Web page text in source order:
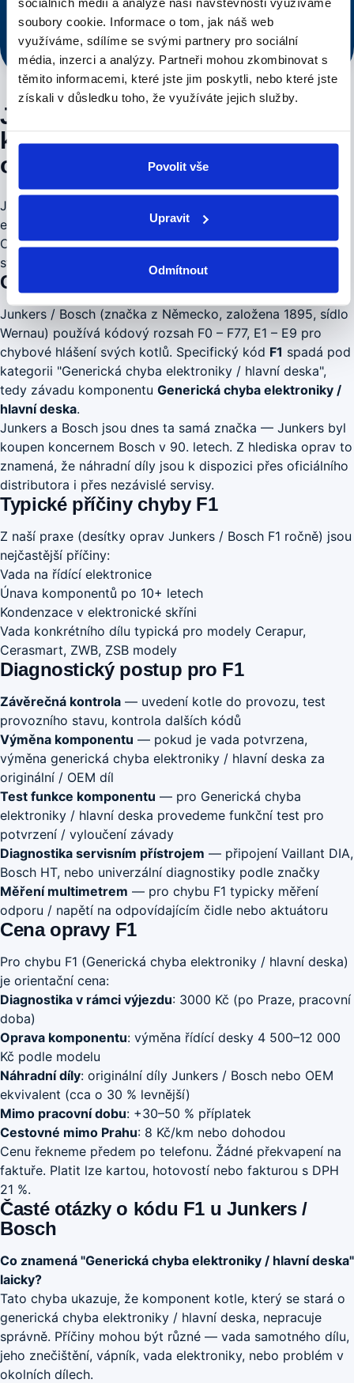
soubory cookie. Informace o tom, jak náš web
využíváme, sdílíme se svými partnery pro sociální
média, inzerci a analýzy. Partneři mohou zkombinovat s
těmito informacemi, které jste jim poskytli, nebo které jste
získali v důsledku toho, že využíváte jejich služby.
Povolit vše
Upravit
Odmítnout
Voláte řemeslníkovi, ne call centru.
Rychlý dojezd po Praze Cena řečena předem
Voláte řemeslníkovi, ne call centru
Junkers / Bosch F1 —
kompletní diagnostika a postup
opravy
Junkers / Bosch chybový kód
elektroniky / hlavní deska". Pro modely Cerapur,
Cerasmart, ZWB, ZSB modely je tento kód součástí
standardní diagnostiky.
Co kód F1 znamená u Junkers / Bosch
Junkers / Bosch (značka z Německo, založena 1895, sídlo
Wernau) používá kódový rozsah F0 – F77, E1 – E9 pro
chybové hlášení svých kotlů. Specifický kód F1 spadá pod
kategorii "Generická chyba elektroniky / hlavní deska",
tedy závadu komponentu Generická chyba elektroniky /
hlavní deska.
Junkers a Bosch jsou dnes ta samá značka — Junkers byl
koupen koncernem Bosch v 90. letech. Z hlediska oprav to
znamená, že náhradní díly jsou k dispozici přes oficiálního
distributora i přes nezávislé servisy.
Typické příčiny chyby F1
Z naší praxe (desítky oprav Junkers / Bosch F1 ročně) jsou
nejčastější příčiny:
Vada na řídící elektronice
Únava komponentů po 10+ letech
Kondenzace v elektronické skříni
Vada konkrétního dílu typická pro modely Cerapur,
Cerasmart, ZWB, ZSB modely
Diagnostický postup pro F1
Závěrečná kontrola — uvedení kotle do provozu, test
provozního stavu, kontrola dalších kódů
Výměna komponentu — pokud je vada potvrzena,
výměna generická chyba elektroniky / hlavní deska za
originální / OEM díl
Test funkce komponentu — pro Generická chyba
elektroniky / hlavní deska provedeme funkční test pro
potvrzení / vyloučení závady
Diagnostika servisním přístrojem — připojení Vaillant DIA,
Bosch HT, nebo univerzální diagnostiky podle značky
Měření multimetrem — pro chybu F1 typicky měření
odporu / napětí na odpovídajícím čidle nebo aktuátoru
Cena opravy F1
Pro chybu F1 (Generická chyba elektroniky / hlavní deska)
je orientační cena:
Diagnostika v rámci výjezdu: 3000 Kč (po Praze, pracovní
doba)
Oprava komponentu: výměna řídící desky 4 500–12 000
Kč podle modelu
Náhradní díly: originální díly Junkers / Bosch nebo OEM
ekvivalent (cca o 30 % levnější)
Mimo pracovní dobu: +30–50 % příplatek
Cestovné mimo Prahu: 8 Kč/km nebo dohodou
Cenu řekneme předem po telefonu. Žádné překvapení na
faktuře. Platit lze kartou, hotovostí nebo fakturou s DPH
21 %.
Časté otázky o kódu F1 u Junkers /
Bosch
Co znamená "Generická chyba elektroniky / hlavní deska"
laicky?
Tato chyba ukazuje, že komponent kotle, který se stará o
generická chyba elektroniky / hlavní deska, nepracuje
správně. Příčiny mohou být různé — vada samotného dílu,
jeho znečištění, vápník, vada elektroniky, nebo problém v
okolních dílech.